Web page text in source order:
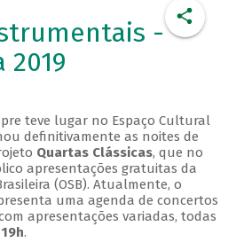
-
2019
teve lugar no Espaço Cultural
definitivamente as noites de
Quartas Clássicas, que no
apresentações gratuitas da
(OSB). Atualmente, o
uma agenda de concertos
apresentações variadas, todas
.